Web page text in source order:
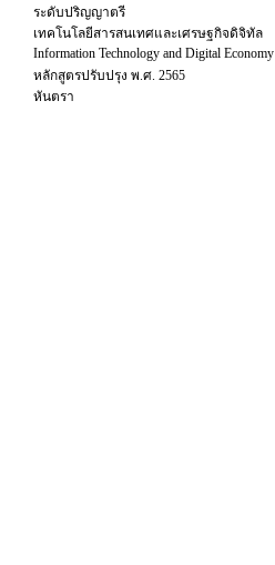
ระดับปริญญาตรี
เทคโนโลยีสารสนเทศและเศรษฐกิจดิจิทัล
Information Technology and Digital Economy
หลักสูตรปรับปรุง พ.ศ. 2565
หันตรา